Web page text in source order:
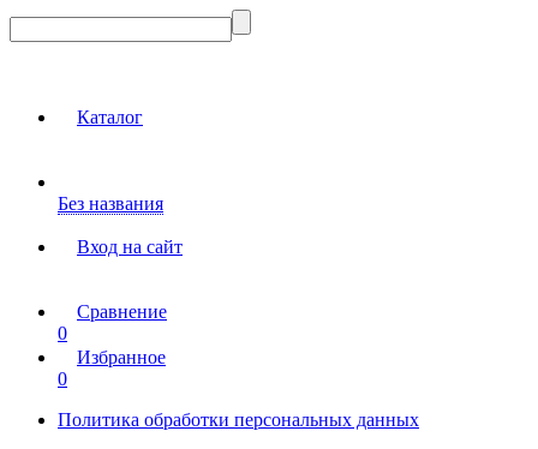
Каталог
Без названия
Вход на сайт
Сравнение
0
Избранное
0
Политика обработки персональных данных